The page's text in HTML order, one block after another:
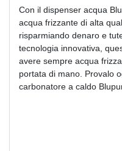
Con il dispenser acqua
acqua frizzante di alta
risparmiando denaro e
tecnologia innovativa,
avere sempre acqua
portata di mano. Provalo
carbonatore a caldo